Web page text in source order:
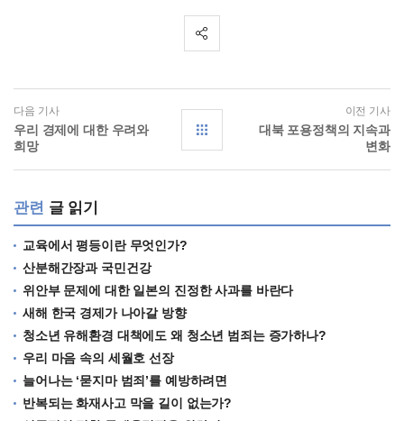
다음 기사
우리 경제에 대한 우려와
희망
이전 기사
대북 포용정책의 지속과
변화
관련 글 읽기
교육에서 평등이란 무엇인가?
산분해간장과 국민건강
위안부 문제에 대한 일본의 진정한 사과를 바란다
새해 한국 경제가 나아갈 방향
청소년 유해환경 대책에도 왜 청소년 범죄는 증가하나?
우리 마음 속의 세월호 선장
늘어나는 ‘묻지마 범죄’를 예방하려면
반복되는 화재사고 막을 길이 없는가?